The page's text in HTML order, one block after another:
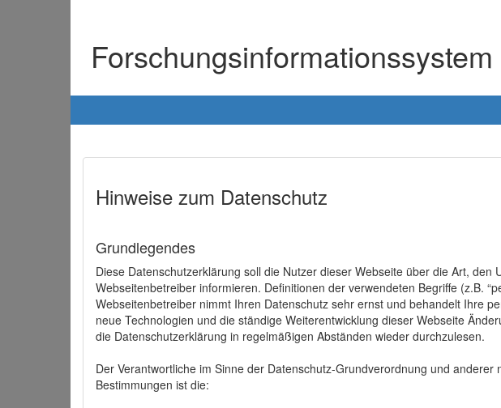
Forschungsinformationssystem
Hinweise zum Datenschutz
Grundlegendes
Diese Datenschutzerklärung soll die Nutzer dieser Webseite über die Art,
Webseitenbetreiber informieren. Definitionen der verwendeten Begriffe (z.B.
Webseitenbetreiber nimmt Ihren Datenschutz sehr ernst und behandelt Ihre
neue Technologien und die ständige Weiterentwicklung dieser Webseite
die Datenschutzerklärung in regelmäßigen Abständen wieder durchzulesen.
Der Verantwortliche im Sinne der Datenschutz-Grundverordnung und
Bestimmungen ist die: